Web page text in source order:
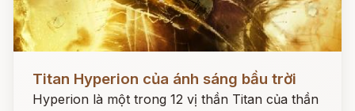
Titan Hyperion của ánh sáng bầu trời
Hyperion là một trong 12 vị thần Titan của thần